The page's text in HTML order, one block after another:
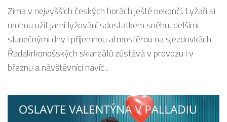
Zima v nejvyšších českých horách ještě nekončí. Lyžaři si
mohou užít jarní lyžování sdostatkem sněhu, delšími
slunečnými dny i příjemnou atmosférou na sjezdovkách.
Řadakrkonošských skiareálů zůstává v provozu i v
březnu a návštěvníci navíc...